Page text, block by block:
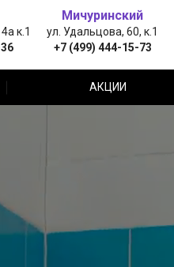
к.1
Мичуринский
ул. Удальцова, 60, к.1
+7 (499) 444-15-73
АКЦИИ